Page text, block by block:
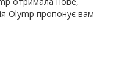
Olymp пропонує вам